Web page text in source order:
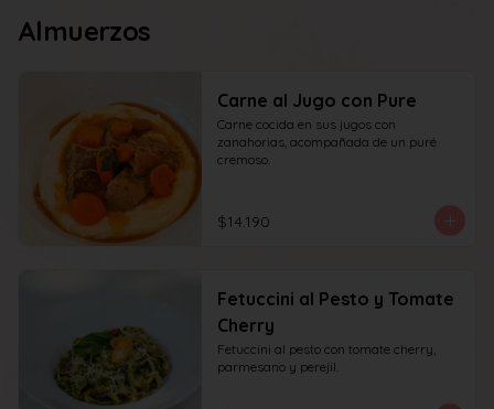
Almuerzos
Carne al Jugo con Pure
Carne cocida en sus jugos con
zanahorias, acompañada de un puré
cremoso.
$14.190
Fetuccini al Pesto y Tomate
Cherry
Fetuccini al pesto con tomate cherry,
parmesano y perejil.